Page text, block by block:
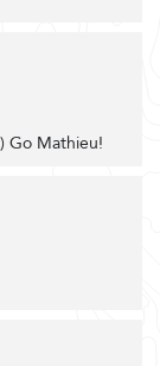
Go Mathieu!